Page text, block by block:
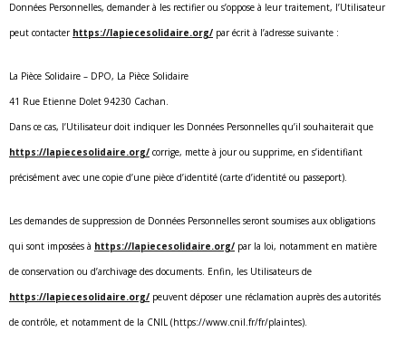
Données Personnelles, demander à les rectifier ou s’oppose à leur traitement, l’Utilisateur
peut contacter https://lapiecesolidaire.org/ par écrit à l’adresse suivante :
La Pièce Solidaire – DPO, La Pièce Solidaire
41 Rue Etienne Dolet 94230 Cachan.
Dans ce cas, l’Utilisateur doit indiquer les Données Personnelles qu’il souhaiterait que
https://lapiecesolidaire.org/ corrige, mette à jour ou supprime, en s’identifiant
précisément avec une copie d’une pièce d’identité (carte d’identité ou passeport).
Les demandes de suppression de Données Personnelles seront soumises aux obligations
qui sont imposées à https://lapiecesolidaire.org/ par la loi, notamment en matière
de conservation ou d’archivage des documents. Enfin, les Utilisateurs de
https://lapiecesolidaire.org/ peuvent déposer une réclamation auprès des autorités
de contrôle, et notamment de la CNIL (https://www.cnil.fr/fr/plaintes).